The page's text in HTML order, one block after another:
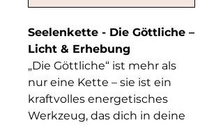
Seelenkette - Die Göttliche –
Licht & Erhebung
„Die Göttliche“ ist mehr als
nur eine Kette – sie ist ein
kraftvolles energetisches
Werkzeug, das dich in deine